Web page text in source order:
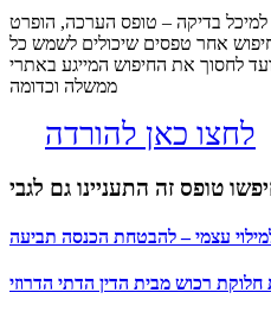
בדיקה – טופס הערכה, הופרט
אחר טפסים שיכולים לשמש כל
לחסוך את החיפוש המייגע באתרי
ממשלה וכדומה
לחצו כאן להורדה
טופס זה התעניינו גם לגבי
עצמי – להבטחת הכנסה תביעה
חלוקת רכוש מבית הדין הדתי הדרוזי